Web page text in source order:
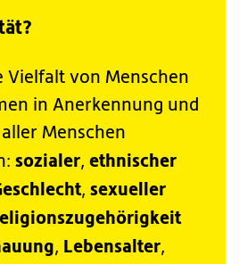
Vielfalt von Menschen
in Anerkennung und
Menschen
sozialer, ethnischer
, sexueller
, Lebensalter,